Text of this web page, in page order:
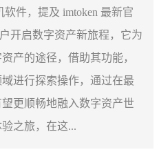
软件，提及 imtoken 最新官
开启数字资产新旅程，它为
产的途径，借助其功能，
进行探索操作，通过在最
更顺畅地融入数字资产世
之旅，在这...